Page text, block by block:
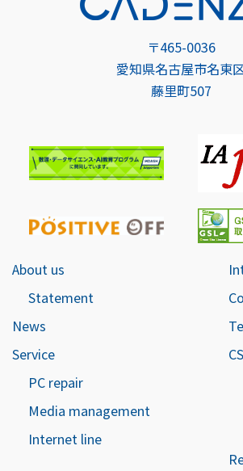
〒465-0036
愛知県名古屋市名東
藤里町507
About us
Statement
News
Service
PC repair
Media management
Internet line